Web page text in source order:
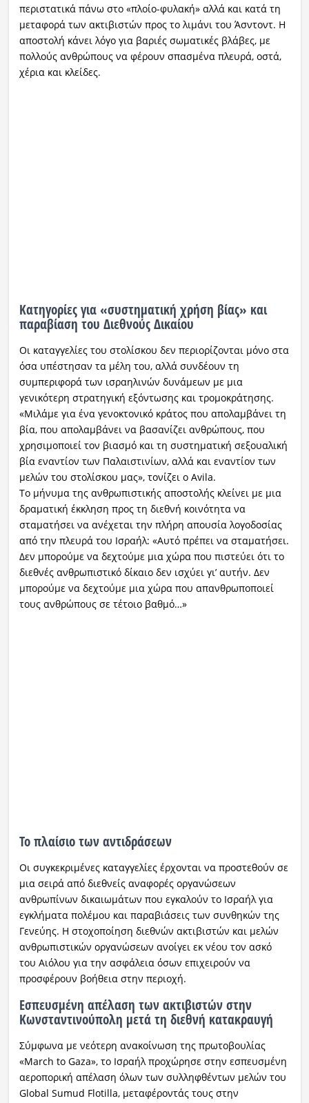
περιστατικά πάνω στο «πλοίο-φυλακή» αλλά και κατά τη
μεταφορά των ακτιβιστών προς το λιμάνι του Άσντοντ. Η
αποστολή κάνει λόγο για βαριές σωματικές βλάβες, με
πολλούς ανθρώπους να φέρουν σπασμένα πλευρά, οστά,
χέρια και κλείδες.
Κατηγορίες για «συστηματική χρήση βίας» και
παραβίαση του Διεθνούς Δικαίου
Οι καταγγελίες του στολίσκου δεν περιορίζονται μόνο στα
όσα υπέστησαν τα μέλη του, αλλά συνδέουν τη
συμπεριφορά των ισραηλινών δυνάμεων με μια
γενικότερη στρατηγική εξόντωσης και τρομοκράτησης.
«Μιλάμε για ένα γενοκτονικό κράτος που απολαμβάνει τη
βία, που απολαμβάνει να βασανίζει ανθρώπους, που
χρησιμοποιεί τον βιασμό και τη συστηματική σεξουαλική
βία εναντίον των Παλαιστινίων, αλλά και εναντίον των
μελών του στολίσκου μας», τονίζει ο Avila.
Το μήνυμα της ανθρωπιστικής αποστολής κλείνει με μια
δραματική έκκληση προς τη διεθνή κοινότητα να
σταματήσει να ανέχεται την πλήρη απουσία λογοδοσίας
από την πλευρά του Ισραήλ: «Αυτό πρέπει να σταματήσει.
Δεν μπορούμε να δεχτούμε μια χώρα που πιστεύει ότι το
διεθνές ανθρωπιστικό δίκαιο δεν ισχύει γι’ αυτήν. Δεν
μπορούμε να δεχτούμε μια χώρα που απανθρωποποιεί
τους ανθρώπους σε τέτοιο βαθμό…»
Το πλαίσιο των αντιδράσεων
Οι συγκεκριμένες καταγγελίες έρχονται να προστεθούν σε
μια σειρά από διεθνείς αναφορές οργανώσεων
ανθρωπίνων δικαιωμάτων που εγκαλούν το Ισραήλ για
εγκλήματα πολέμου και παραβιάσεις των συνθηκών της
Γενεύης. Η στοχοποίηση διεθνών ακτιβιστών και μελών
ανθρωπιστικών οργανώσεων ανοίγει εκ νέου τον ασκό
του Αιόλου για την ασφάλεια όσων επιχειρούν να
προσφέρουν βοήθεια στην περιοχή.
Εσπευσμένη απέλαση των ακτιβιστών στην
Κωνσταντινούπολη μετά τη διεθνή κατακραυγή
Σύμφωνα με νεότερη ανακοίνωση της πρωτοβουλίας
«March to Gaza», το Ισραήλ προχώρησε στην εσπευσμένη
αεροπορική απέλαση όλων των συλληφθέντων μελών του
Global Sumud Flotilla, μεταφέροντάς τους στην